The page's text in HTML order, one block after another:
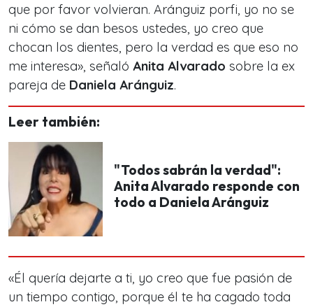
que por favor volvieran. Aránguiz porfi, yo no se
ni cómo se dan besos ustedes, yo creo que
chocan los dientes, pero la verdad es que eso no
me interesa», señaló Anita Alvarado sobre la ex
pareja de Daniela Aránguiz.
Leer también:
"Todos sabrán la verdad":
Anita Alvarado responde con
todo a Daniela Aránguiz
«Él quería dejarte a ti, yo creo que fue pasión de
un tiempo contigo, porque él te ha cagado toda